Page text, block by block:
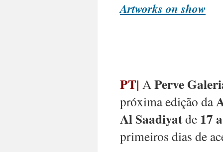
Artworks on show
PT| APerve
próxima edição da
Al Saadiyatde 17
primeiros dias de